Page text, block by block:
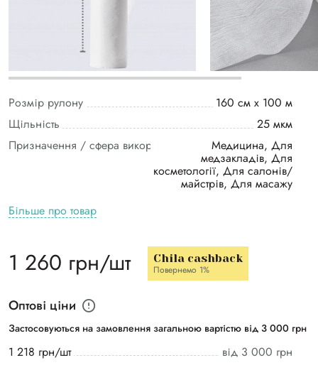
Розмір рулону
160 см х 100 м
Щільність
25 мкм
Призначення / сфера використання
Медицина, Для
медзакладів, Для
косметології, Для салонів/
майстрів, Для масажу
Більше про товар
1 260 грн/шт Chila cashback
Повернемо 1%
Оптові ціни
Застосовуються на замовлення загальною вартістю від 3 000 грн
1 218 грн/шт
від 3 000 грн